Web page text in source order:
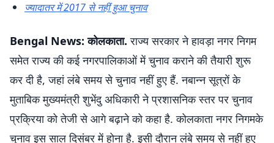
ज्यादातर में 2017 से नहीं हुआ चुनाव
Bengal News: कोलकाता.राज्य सरकार ने हावड़ा नगर निगम
समेत राज्य की कई नगरपालिकाओं में चुनाव कराने की तैयारी शुरू
कर दी है, जहां लंबे समय से चुनाव नहीं हुए हैं. नबान्न सूत्रों के
मुताबिक मुख्यमंत्री शुभेंदु अधिकारी ने प्रशासनिक स्तर पर चुनाव
प्रक्रिया को तेजी से आगे बढ़ाने को कहा है. कोलकाता नगर निगमके
चुनाव इस साल दिसंबर में होना है. इसी दौरान लंबे समय से नहीं हुए